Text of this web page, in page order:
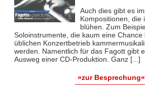
Auch dies gibt es
Kompositionen, die
blühen. Zum
Soloinstrumente, die kaum eine Chance
üblichen Konzertbetrieb
werden. Namentlich für das Fagott gibt
Ausweg einer CD-Produktion. Ganz [...]
»zur Besprechung«